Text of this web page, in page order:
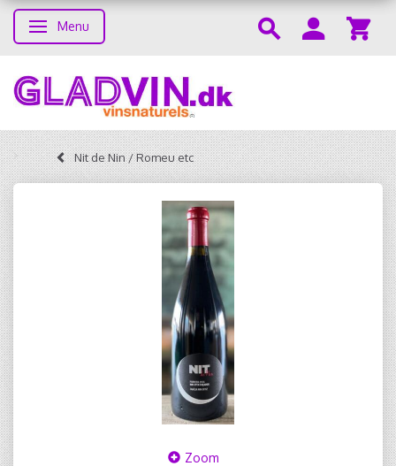
Skifte navigation
Menu
Nit de Nin / Romeu etc
Zoom